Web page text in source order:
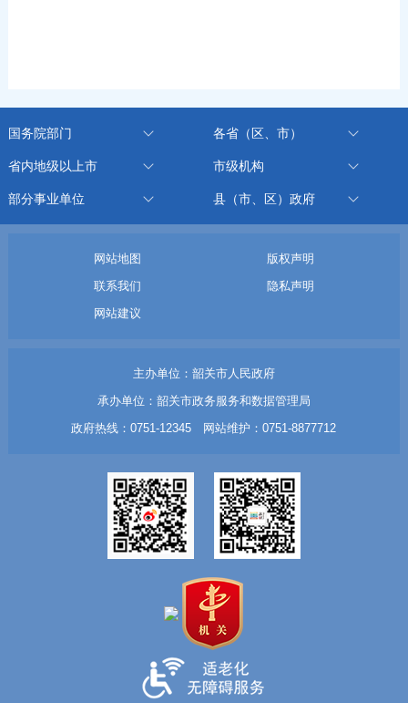
国务院部门 各省（区、市）
省内地级以上市 市级机构
部分事业单位 县（市、区）政府
网站地图
版权声明
联系我们
隐私声明
网站建议
主办单位：韶关市人民政府
承办单位：韶关市政务服务和数据管理局
政府热线：0751-12345 网站维护：0751-8877712